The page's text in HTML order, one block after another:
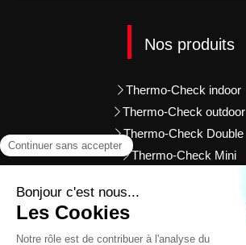
Nos produits
Thermo-Check indoor
Thermo-Check outdoor
Thermo-Check Double
Thermo-Check Mini
Thermo-Check Freeze
Thermo-Check Digital